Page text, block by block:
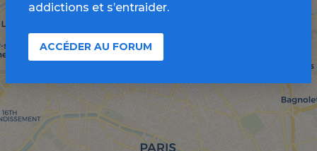
addictions et s’entraider.
ACCÉDER AU FORUM